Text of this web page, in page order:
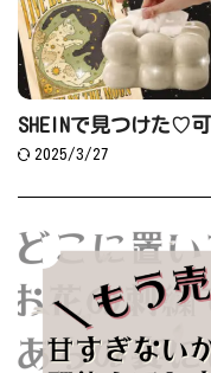
SHEINで見つけた♡
2025/3/27